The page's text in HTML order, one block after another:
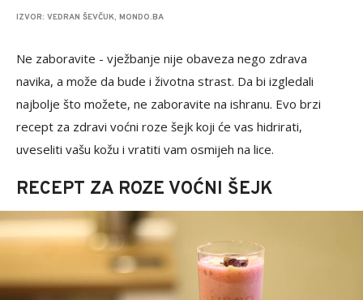
IZVOR: VEDRAN ŠEVČUK, MONDO.BA
Ne zaboravite - vježbanje nije obaveza nego zdrava
navika, a može da bude i životna strast. Da bi izgledali
najbolje što možete, ne zaboravite na ishranu. Evo brzi
recept za zdravi voćni roze šejk koji će vas hidrirati,
uveseliti vašu kožu i vratiti vam osmijeh na lice.
RECEPT ZA ROZE VOĆNI ŠEJK